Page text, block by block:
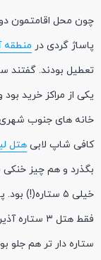
چون محل اقامتمون
پاساژ گردی در منطقه
یکی از مراکز خرید
خانه های جنوب شهری
کافی شاپ لابی هتل
خیلی ۵
فقط هتل ۳
ستاره دار تر هم جلو